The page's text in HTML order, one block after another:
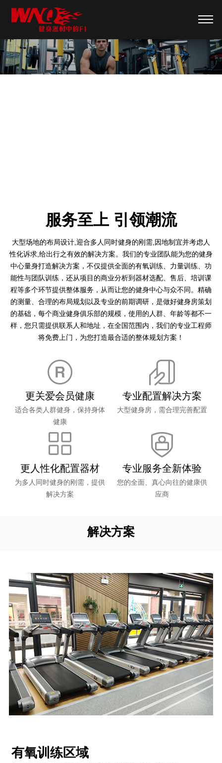
服务至上 引领潮流
大型场地的布局设计,迎合多人同时健身的刚需,因地制宜并考虑人
性化诉求,给出行之有效的解决方案。我们的专业团队能为您的健身
中心量身打造解决方案，不仅提供全面的有氧训练、力量训练、功
能性与团队训练，还从项目的商业分析到器材选配、售后、培训课
程等多个环节提供整体服务，从而让您的健身中心与众不同。精确
的测量、合理的布局规划以及专业的前期调研，是做好健身房策划
的基础，每个商业健身俱乐部的规模，使用的人群、年龄等都不一
样，您只需提供联系人和地址，在全国范围内，我们的专业工程师
将免费上门，为您打造最合适的整体规划方案！
更关爱会员健康
适合各类人群健身，保持身体
健康
专业配置解决方案
大型健身房，需合理完善配置
更人性化配置器材
为多人同时健身的刚需，提供
解决方案
专业服务全新体验
您的全面、真心向往的健康供
应商
解决方案
有氧训练区域